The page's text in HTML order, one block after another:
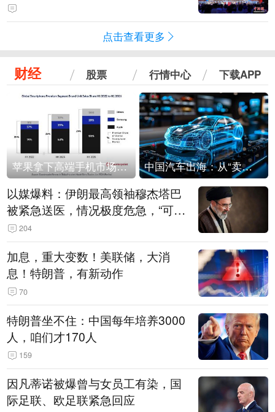
点击查看更多
财经 股票 行情中心 下载APP
苹果拿下高端手机市场65%的份额：iPhone 17系列功不可没 中国汽车出海：从“卖出去”到“走进去”
以媒爆料：伊朗最高领袖穆杰塔巴
被紧急送医，情况极度危急，“可能
随时会死去”
204
加息，重大变数！美联储，大消
息！特朗普，有新动作
70
特朗普坐不住：中国每年培养3000
人，咱们才170人
159
因凡蒂诺被爆曾与女员工有染，国
际足联、欧足联紧急回应